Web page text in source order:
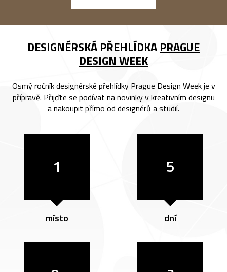
DESIGNÉRSKÁ PŘEHLÍDKA PRAGUE
DESIGN WEEK
Osmý ročník designérské přehlídky Prague Design Week je v
přípravě. Přijďte se podívat na novinky v kreativním designu
a nakoupit přímo od designérů a studií.
1
místo
5
dní